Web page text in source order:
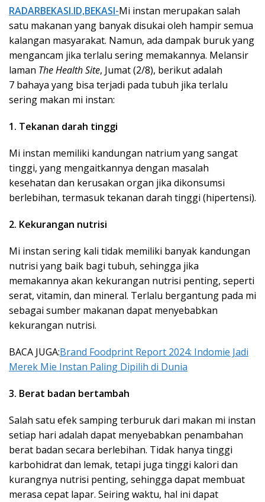
RADARBEKASI.ID,BEKASI-Mi instan merupakan salah
satu makanan yang banyak disukai oleh hampir semua
kalangan masyarakat. Namun, ada dampak buruk yang
mengancam jika terlalu sering memakannya. Melansir
laman The Health Site, Jumat (2/8), berikut adalah
7 bahaya yang bisa terjadi pada tubuh jika terlalu
sering makan mi instan:
1. Tekanan darah tinggi
Mi instan memiliki kandungan natrium yang sangat
tinggi, yang mengaitkannya dengan masalah
kesehatan dan kerusakan organ jika dikonsumsi
berlebihan, termasuk tekanan darah tinggi (hipertensi).
2. Kekurangan nutrisi
Mi instan sering kali tidak memiliki banyak kandungan
nutrisi yang baik bagi tubuh, sehingga jika
memakannya akan kekurangan nutrisi penting, seperti
serat, vitamin, dan mineral. Terlalu bergantung pada mi
sebagai sumber makanan dapat menyebabkan
kekurangan nutrisi.
BACA JUGA:Brand Foodprint Report 2024: Indomie Jadi
Merek Mie Instan Paling Dipilih di Dunia
3. Berat badan bertambah
Salah satu efek samping terburuk dari makan mi instan
setiap hari adalah dapat menyebabkan penambahan
berat badan secara berlebihan. Tidak hanya tinggi
karbohidrat dan lemak, tetapi juga tinggi kalori dan
kurangnya nutrisi penting, sehingga dapat membuat
merasa cepat lapar. Seiring waktu, hal ini dapat